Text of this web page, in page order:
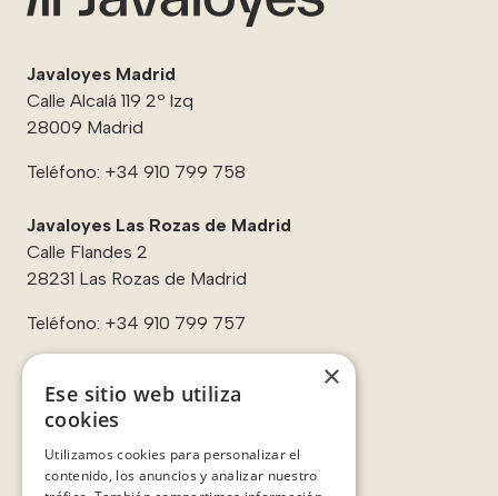
Javaloyes Madrid
Calle Alcalá 119 2º Izq
28009 Madrid
Teléfono: +34 910 799 758
Javaloyes Las Rozas de Madrid
Calle Flandes 2
28231 Las Rozas de Madrid
Teléfono: +34 910 799 757
Enlaces:
Contacto
Sobre nosotros
×
Ese sitio web utiliza
cookies
Utilizamos cookies para personalizar el
contenido, los anuncios y analizar nuestro